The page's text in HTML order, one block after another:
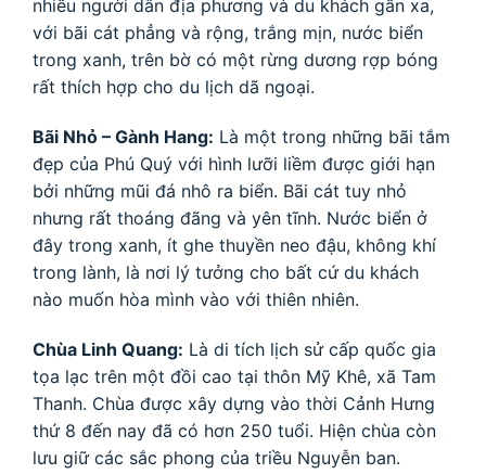
nhiều người dân địa phương và du khách gần xa,
với bãi cát phẳng và rộng, trắng mịn, nước biển
trong xanh, trên bờ có một rừng dương rợp bóng
rất thích hợp cho du lịch dã ngoại.
Bãi Nhỏ – Gành Hang: Là một trong những bãi tắm
đẹp của Phú Quý với hình lưỡi liềm được giới hạn
bởi những mũi đá nhô ra biển. Bãi cát tuy nhỏ
nhưng rất thoáng đãng và yên tĩnh. Nước biển ở
đây trong xanh, ít ghe thuyền neo đậu, không khí
trong lành, là nơi lý tưởng cho bất cứ du khách
nào muốn hòa mình vào với thiên nhiên.
Chùa Linh Quang: Là di tích lịch sử cấp quốc gia
tọa lạc trên một đồi cao tại thôn Mỹ Khê, xã Tam
Thanh. Chùa được xây dựng vào thời Cảnh Hưng
thứ 8 đến nay đã có hơn 250 tuổi. Hiện chùa còn
lưu giữ các sắc phong của triều Nguyễn ban.